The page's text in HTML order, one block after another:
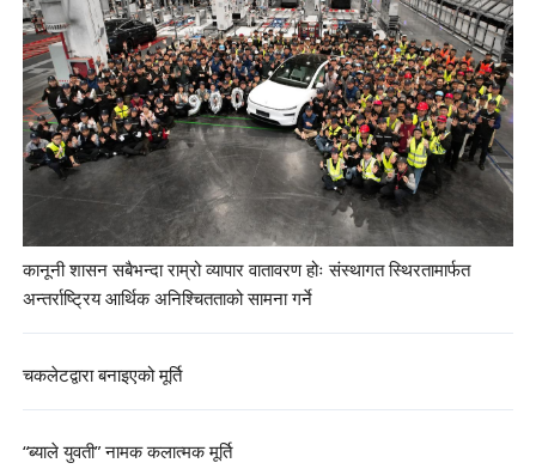
कानूनी शासन सबैभन्दा राम्रो व्यापार वातावरण होः संस्थागत स्थिरतामार्फत
अन्तर्राष्ट्रिय आर्थिक अनिश्चितताको सामना गर्ने
चकलेटद्वारा बनाइएको मूर्ति
“ब्याले युवती” नामक कलात्मक मूर्ति